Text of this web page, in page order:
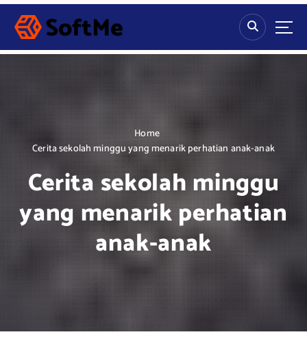
S
p
Home
Cerita sekolah minggu yang menarik perhatian anak-anak
Cerita sekolah minggu
yang menarik perhatian
anak-anak